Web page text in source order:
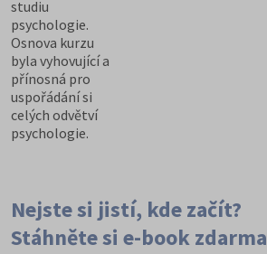
studiu
psychologie.
Osnova kurzu
byla vyhovující a
přínosná pro
uspořádání si
celých odvětví
psychologie.
Nejste si jistí, kde začít?
Stáhněte si e-book zdarma